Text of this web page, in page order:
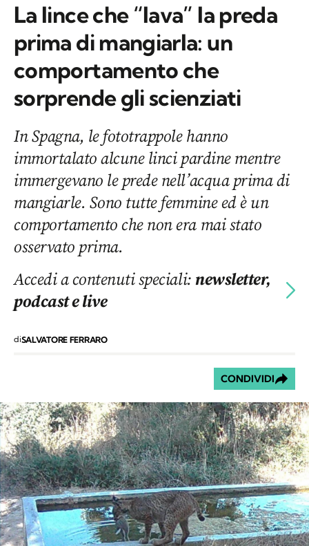
La lince che “lava” la preda
prima di mangiarla: un
comportamento che
sorprende gli scienziati
In Spagna, le fototrappole hanno
immortalato alcune linci pardine mentre
immergevano le prede nell’acqua prima di
mangiarle. Sono tutte femmine ed è un
comportamento che non era mai stato
osservato prima.
Accedi a contenuti speciali:newsletter,
podcast e live
diSALVATORE FERRARO
CONDIVIDI